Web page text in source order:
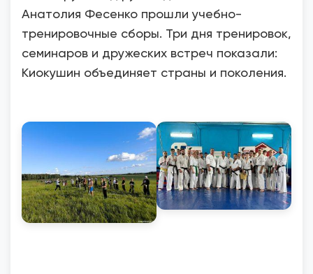
Анатолия Фесенко прошли учебно-
тренировочные сборы. Три дня тренировок,
семинаров и дружеских встреч показали:
Киокушин объединяет страны и поколения.